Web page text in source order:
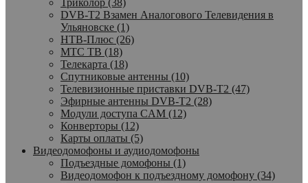
Триколор (38)
DVB-T2 Взамен Аналогового Телевидения в
Ульяновске (1)
НТВ-Плюс (26)
МТС ТВ (18)
Телекарта (18)
Спутниковые антенны (10)
Телевизионные приставки DVB-T2 (47)
Эфирные антенны DVB-T2 (28)
Модули доступа CAM (12)
Конверторы (12)
Карты оплаты (5)
Видеодомофоны и аудиодомофоны
Подъездные домофоны (1)
Видеодомофон к подъездному домофону (34)